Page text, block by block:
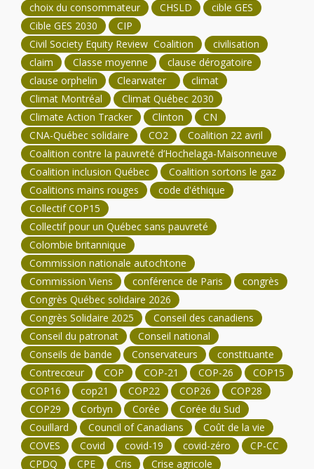
choix du consommateur
CHSLD
cible GES
Cible GES 2030
CIP
Civil Society Equity Review Coalition
civilisation
claim
Classe moyenne
clause dérogatoire
clause orphelin
Clearwater
climat
Climat Montréal
Climat Québec 2030
Climate Action Tracker
Clinton
CN
CNA-Québec solidaire
CO2
Coalition 22 avril
Coalition contre la pauvreté d’Hochelaga-Maisonneuve
Coalition inclusion Québec
Coalition sortons le gaz
Coalitions mains rouges
code d'éthique
Collectif COP15
Collectif pour un Québec sans pauvreté
Colombie britannique
Commission nationale autochtone
Commission Viens
conférence de Paris
congrès
Congrès Québec solidaire 2026
Congrès Solidaire 2025
Conseil des canadiens
Conseil du patronat
Conseil national
Conseils de bande
Conservateurs
constituante
Contrecœur
COP COP-21 COP-26
COP15
COP16
cop21 COP22 COP26
COP28
COP29
Corbyn Corée
Corée du Sud
Couillard
Council of Canadians
Coût de la vie
COVES
Covid covid-19 covid-zéro
CP-CC
CPDQ
CPE Cris
Crise agricole